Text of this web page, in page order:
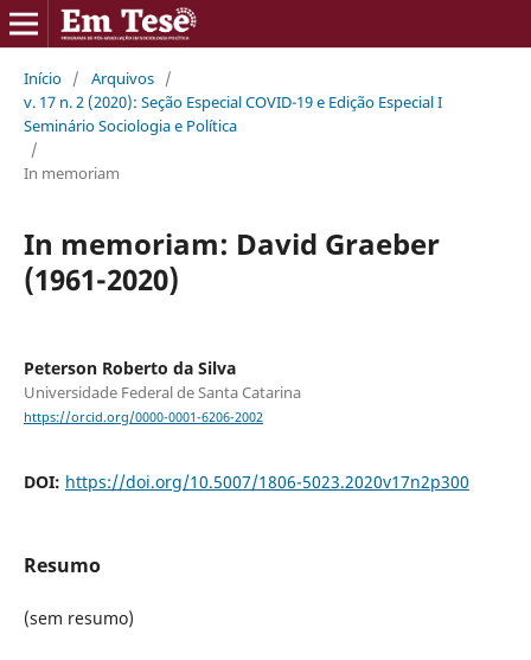
Início / Arquivos /
v. 17 n. 2 (2020): Seção Especial COVID-19 e Edição Especial I
Seminário Sociologia e Política
/
In memoriam
In memoriam: David Graeber
(1961-2020)
Peterson Roberto da Silva
Universidade Federal de Santa Catarina
https://orcid.org/0000-0001-6206-2002
DOI: https://doi.org/10.5007/1806-5023.2020v17n2p300
Resumo
(sem resumo)